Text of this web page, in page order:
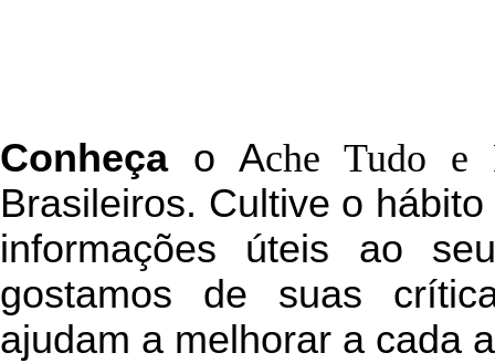
Conheçao Ache Tudo e
Brasileiros. Cultive o
informações úteis ao
gostamos de suas
ajudam a melhorar a cada